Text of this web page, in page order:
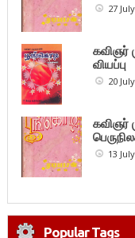
27
கவிஞர்
வியப்பு
20
கவிஞர்
13
Popular Tags